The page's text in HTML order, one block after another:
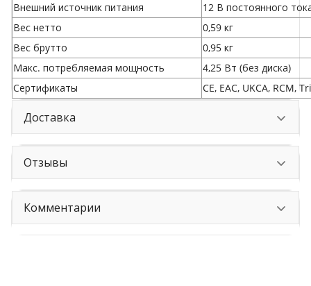
Внешний источник питания
12 В постоянного
Вес нетто
0,59 кг
Вес брутто
0,95 кг
Макс. потребляемая мощность
4,25 Вт (без диска)
Сертификаты
CE, EAC, UKCA, RCM,
Доставка
Отзывы
Комментарии